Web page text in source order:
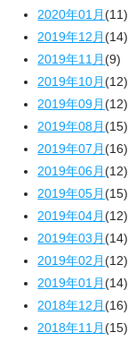
2020年01月(11)
2019年12月(14)
2019年11月(9)
2019年10月(12)
2019年09月(12)
2019年08月(15)
2019年07月(16)
2019年06月(12)
2019年05月(15)
2019年04月(12)
2019年03月(14)
2019年02月(12)
2019年01月(14)
2018年12月(16)
2018年11月(15)